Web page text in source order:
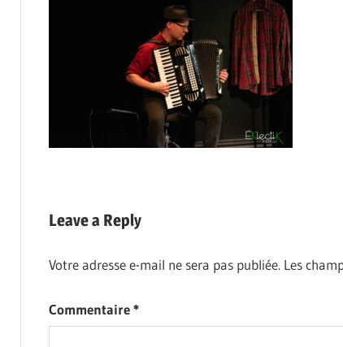
Leave a Reply
Votre adresse e-mail ne sera pas publiée. Les
Commentaire*